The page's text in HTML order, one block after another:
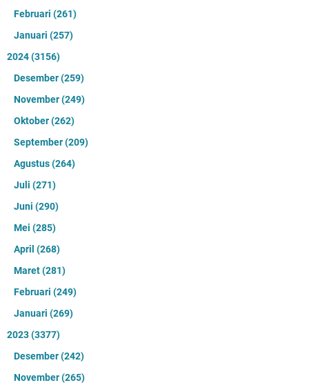
April(186)
Maret(157)
Februari(172)
Januari(184)
2025(2876)
Desember(203)
November(261)
Oktober(228)
September
Agustus(177)
Juli (283)
Juni (265)
Mei(245)
April(253)
Maret(279)
Februari(261)
Januari(257)
2024(3156)